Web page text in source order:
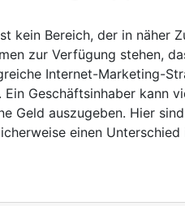
kein Bereich, der in näher
zur Verfügung stehen,
Internet-Marketing-
Ein Geschäftsinhaber kann
Geld auszugeben. Hier
einen